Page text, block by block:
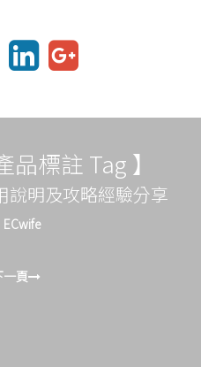
品標註 Tag 】
說明及攻略經驗分享
ECwife
一頁